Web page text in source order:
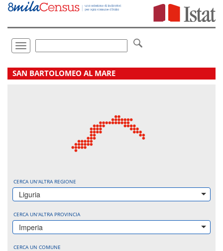
Vai
direttamente
Toggle
navigation
.
SAN BARTOLOMEO AL MARE
CERCA UN'ALTRA REGIONE
Liguria
CERCA UN'ALTRA PROVINCIA
Imperia
CERCA UN COMUNE